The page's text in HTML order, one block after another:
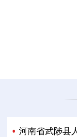
河南省武陟县